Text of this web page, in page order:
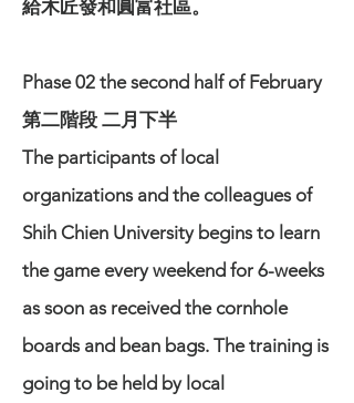
給木匠發和圓富社區。
Phase 02 the second half of February
第二階段 二月下半
The participants of local
organizations and the colleagues of
Shih Chien University begins to learn
the game every weekend for 6-weeks
as soon as received the cornhole
boards and bean bags. The training is
going to be held by local